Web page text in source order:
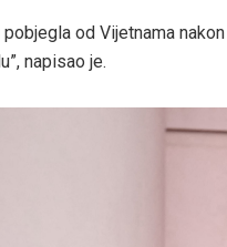
od Vijetnama
napisao je.